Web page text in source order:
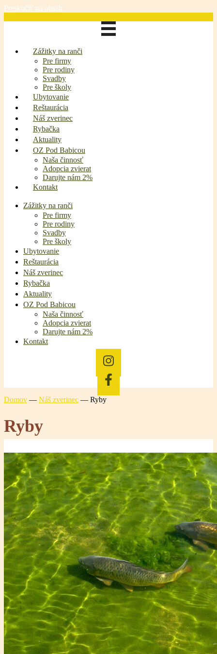
Preskočiť na obsah
Zážitky na ranči
Pre firmy
Pre rodiny
Svadby
Pre školy
Ubytovanie
Reštaurácia
Náš zverinec
Rybačka
Aktuality
OZ Pod Babicou
Naša činnosť
Adopcia zvierat
Darujte nám 2%
Kontakt
Zážitky na ranči
Pre firmy
Pre rodiny
Svadby
Pre školy
Ubytovanie
Reštaurácia
Náš zverinec
Rybačka
Aktuality
OZ Pod Babicou
Naša činnosť
Adopcia zvierat
Darujte nám 2%
Kontakt
Domov — Náš zverinec — Ryby
Ryby